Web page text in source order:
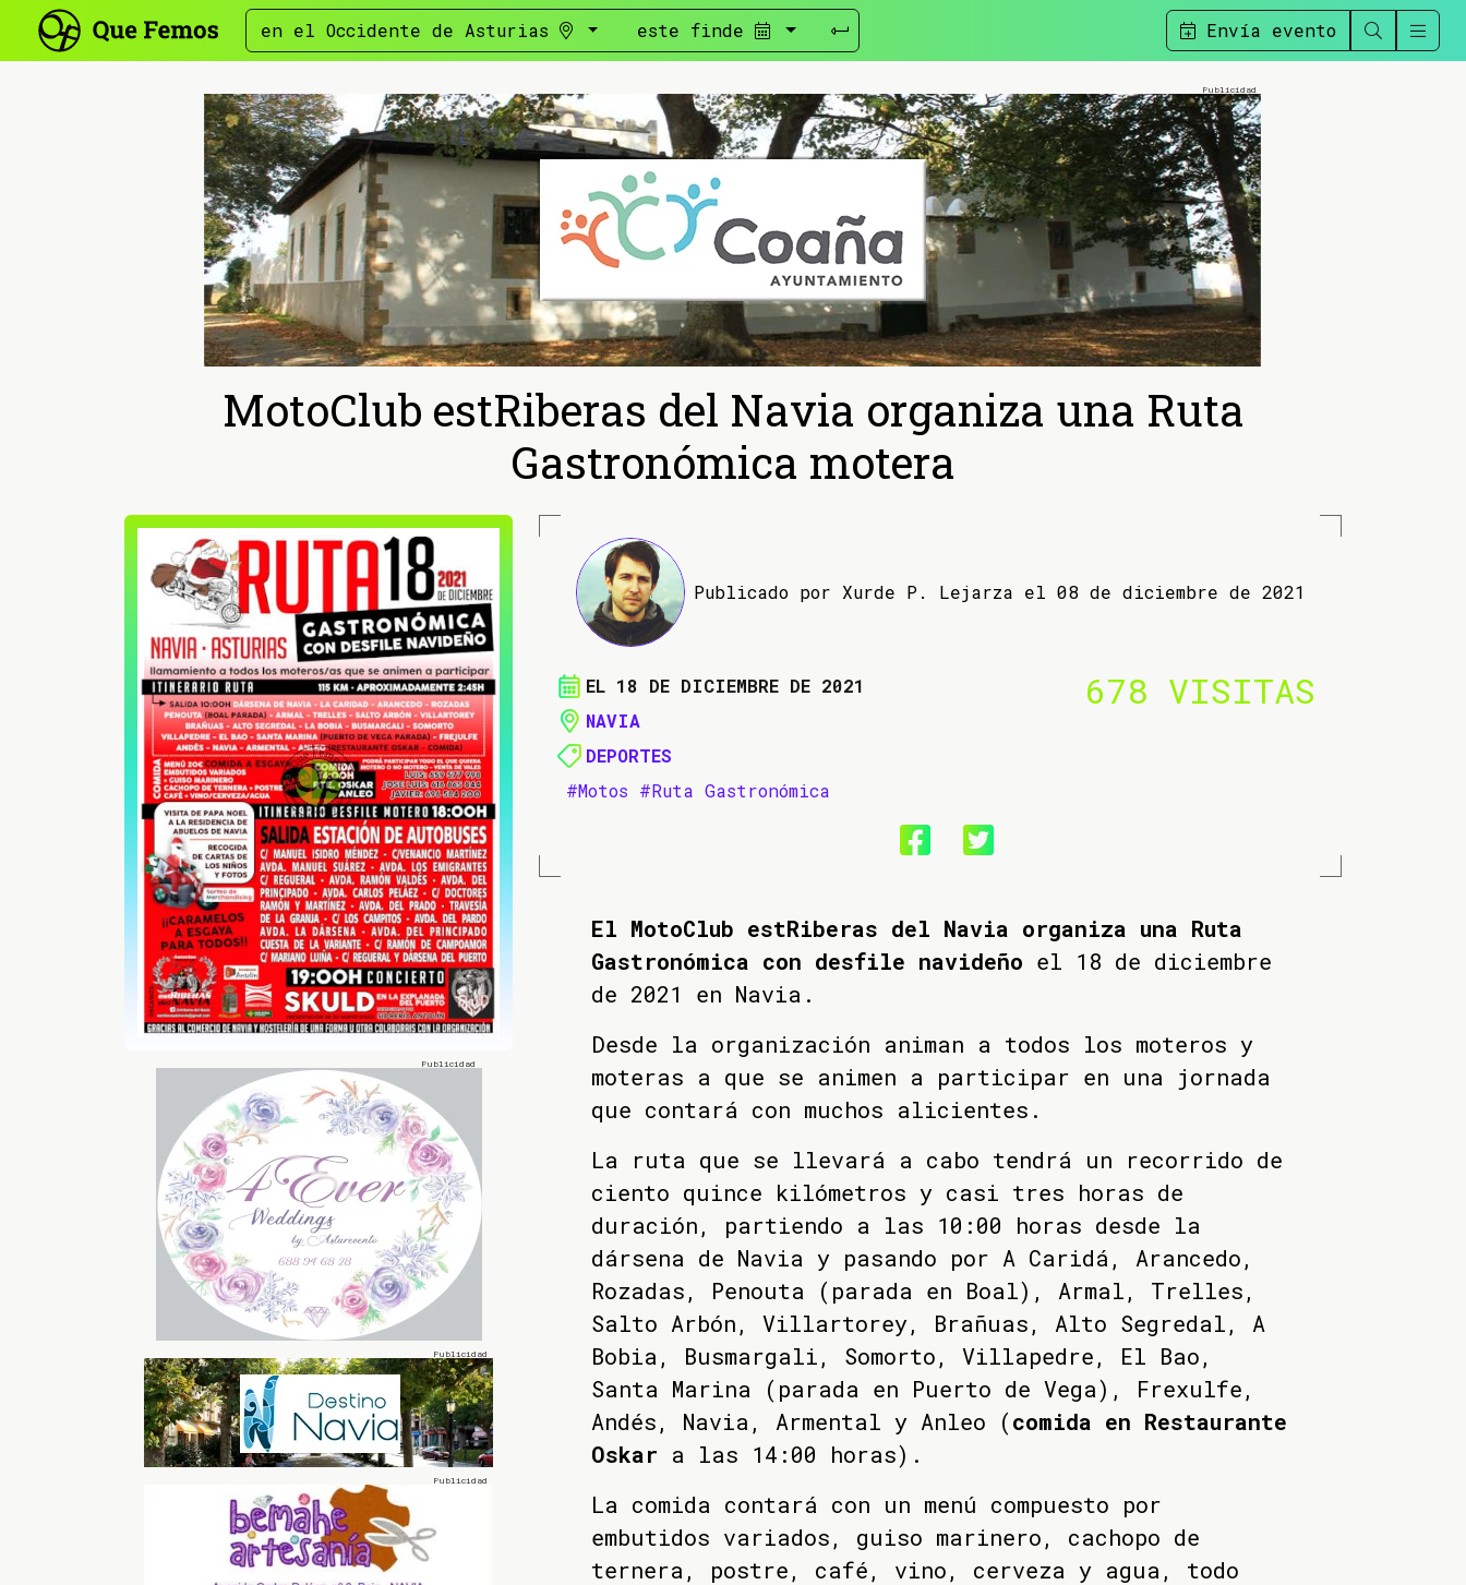
en el Occidente de Asturias este finde Envía evento
MotoClub estRiberas del Navia organiza una Ruta
Gastronómica motera
Publicado por Xurde P. Lejarza el 08 de diciembre de 2021
EL 18 DE DICIEMBRE DE 2021
NAVIA
DEPORTES
#Motos #Ruta Gastronómica
678 VISITAS
El MotoClub estRiberas del Navia organiza una Ruta
Gastronómica con desfile navideño el 18 de diciembre
de 2021 en Navia.
Desde la organización animan a todos los moteros y
moteras a que se animen a participar en una jornada
que contará con muchos alicientes.
La ruta que se llevará a cabo tendrá un recorrido de
ciento quince kilómetros y casi tres horas de
duración, partiendo a las 10:00 horas desde la
dársena de Navia y pasando por A Caridá, Arancedo,
Rozadas, Penouta (parada en Boal), Armal, Trelles,
Salto Arbón, Villartorey, Brañuas, Alto Segredal, A
Bobia, Busmargali, Somorto, Villapedre, El Bao,
Santa Marina (parada en Puerto de Vega), Frexulfe,
Andés, Navia, Armental y Anleo (comida en Restaurante
Oskar a las 14:00 horas).
La comida contará con un menú compuesto por
embutidos variados, guiso marinero, cachopo de
ternera, postre, café, vino, cerveza y agua, todo